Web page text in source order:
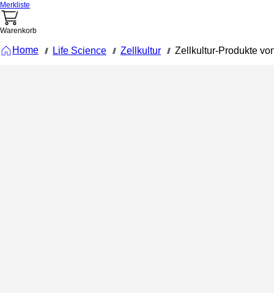
Merkliste
Warenkorb
Home /// Life Science /// Zellkultur /// Zellkultur-Produkte